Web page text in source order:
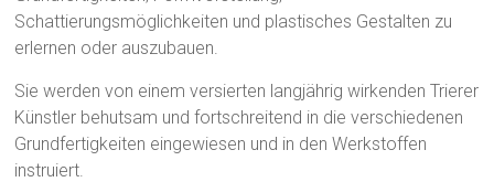
Schattierungsmöglichkeiten und plastisches Gestalten zu
erlernen oder auszubauen.
Sie werden von einem versierten langjährig wirkenden Trierer
Künstler behutsam und fortschreitend in die verschiedenen
Grundfertigkeiten eingewiesen und in den Werkstoffen
instruiert.